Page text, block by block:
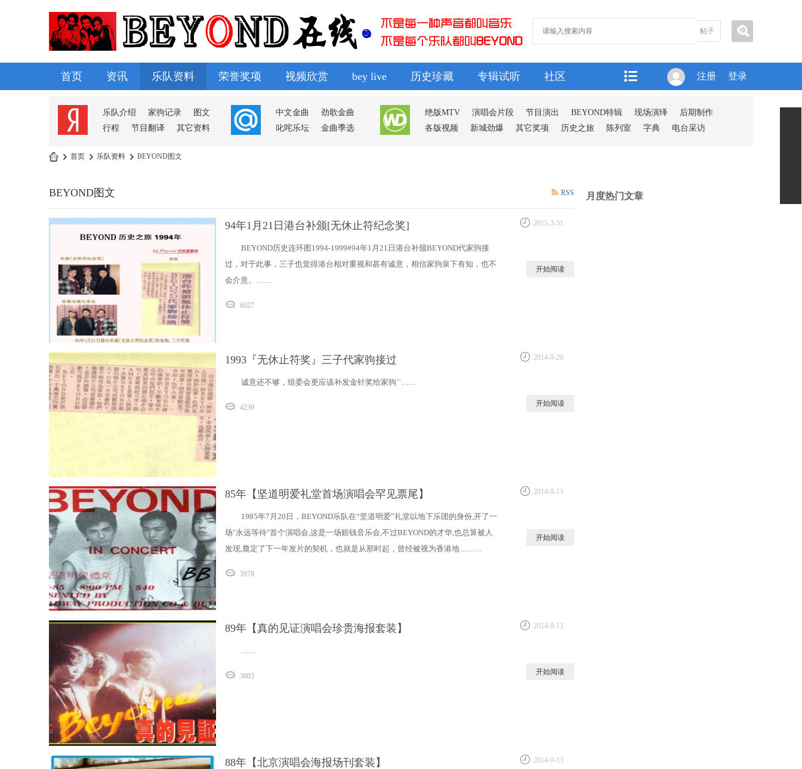
帖子
首页 资讯 乐队资料 荣誉奖项 视频欣赏 bey live 历史珍藏 专辑试听 社区
淘帖 记录 广播
注册 登录
乐队介绍 家驹记录
图文
行程
节目翻译 其它资料
中文金曲
劲歌金曲
叱咤乐坛
金曲季选
绝版MTV 演唱会片段 节目演出 BEYOND特辑 现场演绎
后期制作
各版视频
新城劲爆 其它奖项 历史之旅 陈列室 字典 电台采访
E
Y
O
线
› 首页 › 乐队资料 › BEYOND图文
RSS
BEYOND图文
94年1月21日港台补颁[无休止符纪念奖]
BEYOND历史连环图1994-1999#94年1月21日港台补颁BEYOND代家驹接
过，对于此事，三子也觉得港台相对重视和甚有诚意，相信家驹泉下有知，也不
会介意。……
6027
2015-3-31
开始阅读
1993『无休止符奖』三子代家驹接过
诚意还不够，组委会更应该补发金针奖给家驹``……
4239
2014-9-20
开始阅读
85年【坚道明爱礼堂首场演唱会罕见票尾】
1985年7月20日，BEYOND乐队在“坚道明爱”礼堂以地下乐团的身份,开了一
场"永远等待"首个演唱会,这是一场赔钱音乐会,不过BEYOND的才华,也总算被人
发现,奠定了下一年发片的契机，也就是从那时起，曾经被视为香港地 ...……
3978
2014-9-13
开始阅读
89年【真的见证演唱会珍贵海报套装】
……
3803
2014-9-13
开始阅读
88年【北京演唱会海报场刊套装】
2014-9-13
月度热门文章